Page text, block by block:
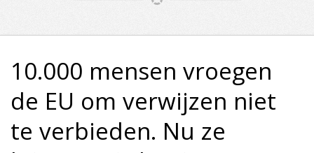
10.000 mensen vroegen
de EU om verwijzen niet
te verbieden. Nu ze